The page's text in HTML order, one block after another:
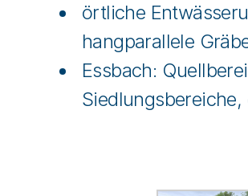
örtliche
hangparallele
Essbach: